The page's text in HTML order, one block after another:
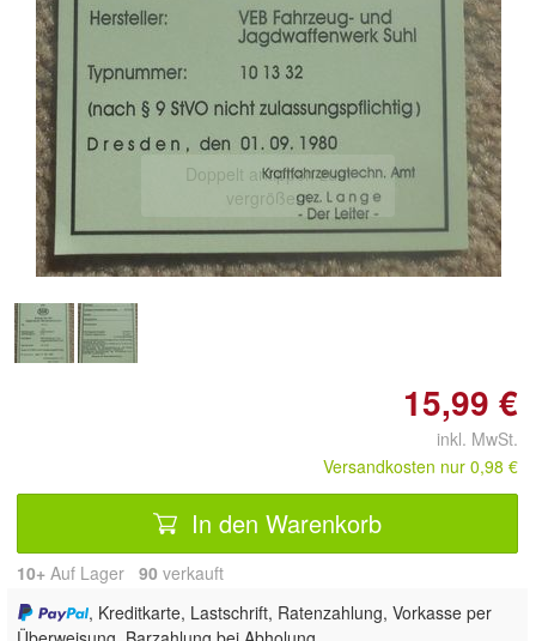
Doppelt antippen zum
vergrößern
15,99 €
inkl. MwSt.
Versandkosten nur 0,98 €
In den Warenkorb
10+ Auf Lager 90 verkauft
, Kreditkarte, Lastschrift, Ratenzahlung, Vorkasse per